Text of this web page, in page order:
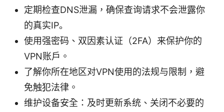
定期检查DNS泄漏，确保查询请求不会泄露你
的真实IP。
使用强密码、双因素认证（2FA）来保护你的
VPN账户。
了解你所在地区对VPN使用的法规与限制，避
免触犯法律。
维护设备安全：及时更新系统、关闭不必要的